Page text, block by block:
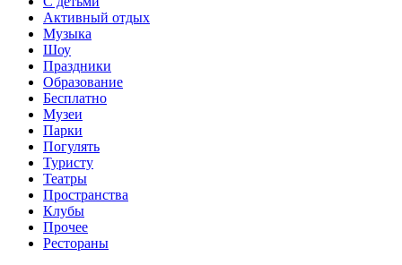
Активный отдых
Музыка
Шоу
Праздники
Образование
Бесплатно
Музеи
Парки
Погулять
Туристу
Театры
Пространства
Клубы
Прочее
Рестораны